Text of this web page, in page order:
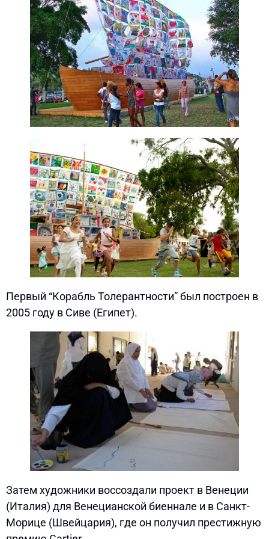
Первый “Корабль Толерантности” был построен в
2005 году в Сиве (Египет).
Затем художники воссоздали проект в Венеции
(Италия) для Венецианской биеннале и в Санкт-
Морице (Швейцария), где он получил престижную